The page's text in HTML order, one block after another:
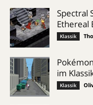
Spectral
Ethereal
Klassik
im
Klassik